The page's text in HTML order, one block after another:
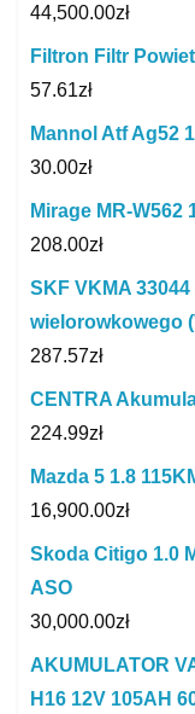
44,500.00zł
Filtron Filtr
57.61zł
Mannol Atf Ag52
30.00zł
Mirage MR-W562
208.00zł
SKF VKMA
wielorowkowego
287.57zł
CENTRA
224.99zł
Mazda 5 1.8
16,900.00zł
Skoda Citigo 1.0
ASO
30,000.00zł
AKUMULATOR
H16 12V 105AH